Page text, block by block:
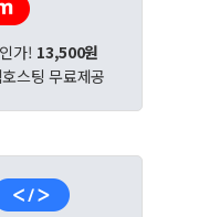
가! 13,500원
스팅 무료제공